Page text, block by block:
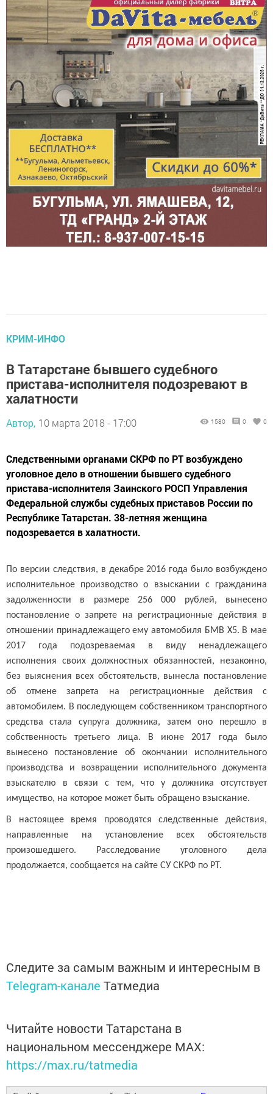
КРИМ-ИНФО
В Татарстане бывшего судебного
пристава-исполнителя подозревают в
халатности
Автор, 10 марта 2018 - 17:00 1580 0 0
Следственными органами СКРФ по РТ возбуждено
уголовное дело в отношении бывшего судебного
пристава-исполнителя Заинского РОСП Управления
Федеральной службы судебных приставов России по
Республике Татарстан. 38-летняя женщина
подозревается в халатности.
По версии следствия, в декабре 2016 года было возбуждено
исполнительное производство о взыскании с гражданина
задолженности в размере 256 000 рублей, вынесено
постановление о запрете на регистрационные действия в
отношении принадлежащего ему автомобиля БМВ Х5. В мае
2017 года подозреваемая в виду ненадлежащего
исполнения своих должностных обязанностей, незаконно,
без выяснения всех обстоятельств, вынесла постановление
об отмене запрета на регистрационные действия с
автомобилем. В последующем собственником транспортного
средства стала супруга должника, затем оно перешло в
собственность третьего лица. В июне 2017 года было
вынесено постановление об окончании исполнительного
производства и возвращении исполнительного документа
взыскателю в связи с тем, что у должника отсутствует
имущество, на которое может быть обращено взыскание.
В настоящее время проводятся следственные действия,
направленные на установление всех обстоятельств
произошедшего. Расследование уголовного дела
продолжается, сообщается на сайте СУ СКРФ по РТ.
Следите за самым важным и интересным в
Telegram-канале Татмедиа
Читайте новости Татарстана в
национальном мессенджере MАХ:
https://max.ru/tatmedia